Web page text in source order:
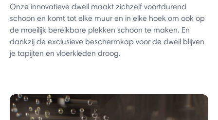
Onze innovatieve dweil maakt zichzelf voortdurend
schoon en komt tot elke muur en in elke hoek om ook op
de moeilijk bereikbare plekken schoon te maken. En
dankzij de exclusieve beschermkap voor de dweil blijven
je tapijten en vloerkleden droog.